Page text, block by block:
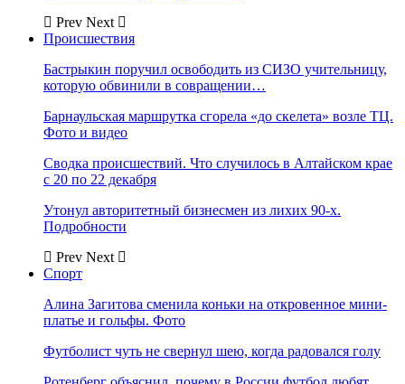
Prev Next
Происшествия
Бастрыкин поручил освободить из СИЗО учительницу,
которую обвинили в совращении…
Барнаульская маршрутка сгорела «до скелета» возле ТЦ.
Фото и видео
Сводка происшествий. Что случилось в Алтайском крае
с 20 по 22 декабря
Утонул авторитетный бизнесмен из лихих 90-х.
Подробности
Prev Next
Спорт
Алина Загитова сменила коньки на откровенное мини-
платье и гольфы. Фото
Футболист чуть не свернул шею, когда радовался голу